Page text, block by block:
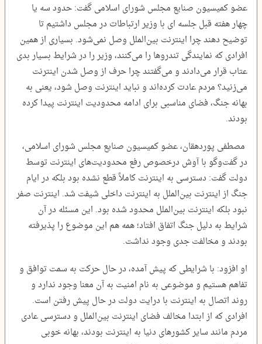
عضو کمیسیون صنایع مجلس شورای اسلامی گفت: حدود سه یا
چهار هفته قبل جلسه ای با وزیر ارتباطات در مجلس داشتیم تا
توضیح دهند چرا اینترنت بین‌الملل وصل نمی‌شود. بسیاری از همین
افرادی که نمایندگی تندروها را می‌کنند، وزیر را در شرایط بسیار بدی
عتاب قرار می‌دادند و می‌گفتند چرا حرف از وصل شدن اینترنت
می‌زنید؟ مردم عادت کرده‌اند و نباید اینترنت وصل شود، یعنی به
بهانه جنگ، فضای مناسبی برای ادامه محدودیت اینترنت پیدا کرده
بودند.
مصطفی پوردهقان، عضو کمیسیون صنایع مجلس شورای اسلامی،
در گفت‌وگو با آوش درخصوص رفع محدودیت‌های اینترنت توسط
دولت گفت: دسترسی به اینترنت کاملاً قطع نشده بود بلکه در ایام
جنگ از اینترنت بین‌الملل به اینترنت داخلی شیفت شد. اینترنت صفر
نبود بلکه اینترنت بین‌الملل محدود شده بود. این مسئله در آن
شرایط به دلیل جنگ اتفاق افتاد؛ همه هم این موضوع را پذیرفته
بودند و مخالفت جدی‌ وجود نداشت.
او افزود: با شرایطی که پیش آمده، در حال حرکت به سمت توافق و
تفاهم هستیم و موضوعی به نام امنیت به آن معنا وجود ندارد و
روند اتصال به اینترنت با درایت دولت در حال پیش رفتن است.
افرادی که از ابتدا مخالف فضای اینترنت بین‌الملل و دسترسی عادی
مردم مانند سایر کشورهای دنیا به اینترنت بودند، بهانه‌ خوبی